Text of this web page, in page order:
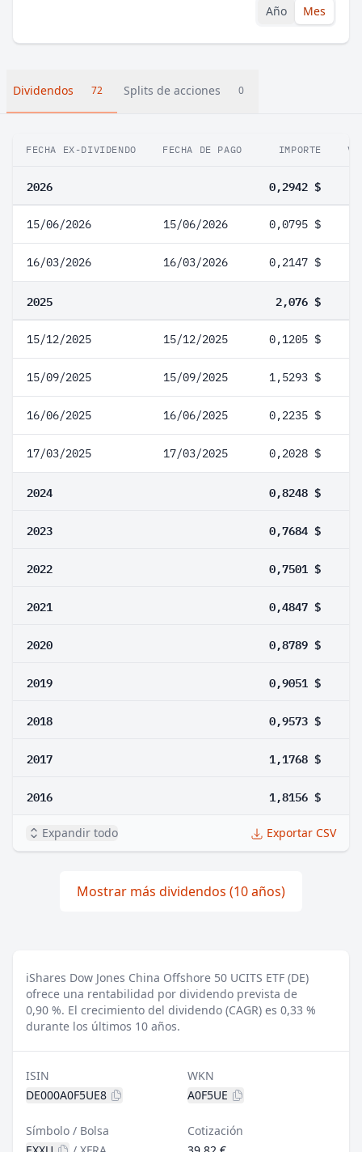
Año Mes
Dividendos 72 Splits de acciones 0
FECHA EX-DIVIDENDO FECHA DE PAGO IMPORTE
2026 0,2942 $
15/06/2026 15/06/2026 0,0795 $
16/03/2026 16/03/2026 0,2147 $
2025 2,076 $
15/12/2025 15/12/2025 0,1205 $
15/09/2025 15/09/2025 1,5293 $
16/06/2025 16/06/2025 0,2235 $
17/03/2025 17/03/2025 0,2028 $
2024 0,8248 $
2023 0,7684 $
2022 0,7501 $
2021 0,4847 $
2020 0,8789 $
2019 0,9051 $
2018 0,9573 $
2017 1,1768 $
2016 1,8156 $
Expandir todo Exportar CSV
Mostrar más dividendos (10 años)
iShares Dow Jones China Offshore 50 UCITS ETF (DE)
ofrece una rentabilidad por dividendo prevista de
0,90 %. El crecimiento del dividendo (CAGR) es 0,33 %
durante los últimos 10 años.
ISIN
DE000A0F5UE8
WKN
A0F5UE
Símbolo / Bolsa
Cotización